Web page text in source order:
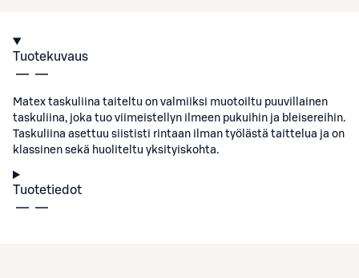
Tuotekuvaus
Matex taskuliina taiteltu on valmiiksi muotoiltu puuvillainen
taskuliina, joka tuo viimeistellyn ilmeen pukuihin ja bleisereihin.
Taskuliina asettuu siististi rintaan ilman työlästä taittelua ja on
klassinen sekä huoliteltu yksityiskohta.
Tuotetiedot